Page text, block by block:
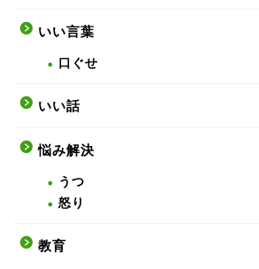
いい言葉
口ぐせ
いい話
悩み解決
うつ
怒り
教育